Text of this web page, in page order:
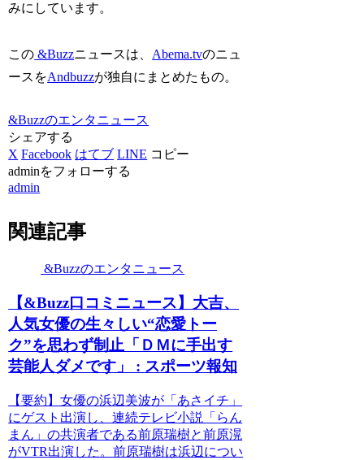
みにしています。
この &Buzzニュースは、 Abema.tvのニュ
ースをAndbuzzが独自にまとめたもの。
&Buzzのエンタニュース
シェアする
X Facebook はてブ LINE コピー
adminをフォローする
admin
関連記事
&Buzzのエンタニュース
【&Buzz口コミニュース】大吉、
人気女優の生々しい“恋愛トー
ク”を思わず制止「ＤＭに手出す
芸能人ダメです」 : スポーツ報知
【要約】女優の浜辺美波が「あさイチ」
にゲスト出演し、連続テレビ小説「らん
まん」の共演者である前原瑞樹と前原滉
がVTR出演した。前原瑞樹は浜辺につい